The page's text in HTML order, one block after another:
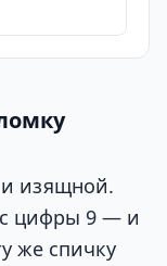
и изящной.
с цифры 9 — и
же спичку